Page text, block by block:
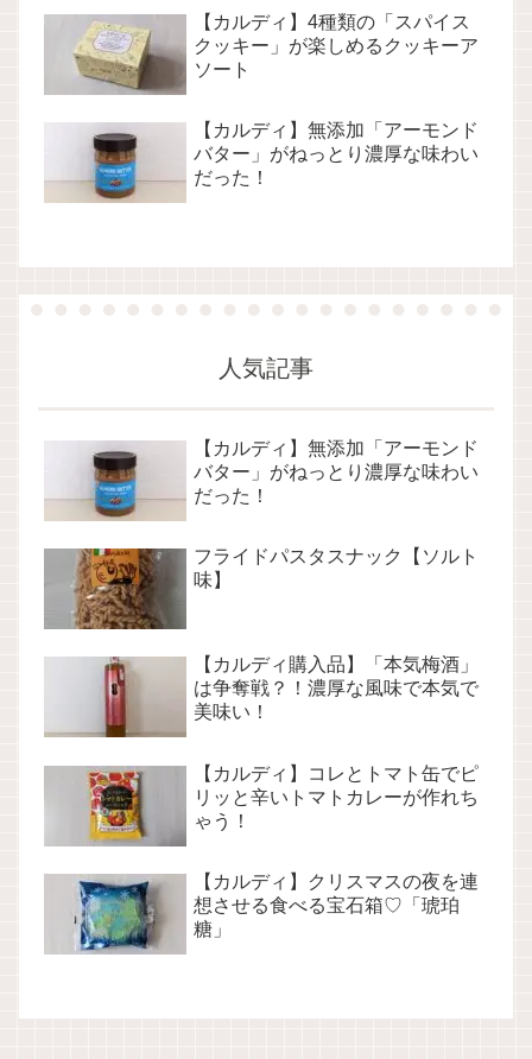
【カルディ】4種類の「スパイス
クッキー」が楽しめるクッキーア
ソート
【カルディ】無添加「アーモンド
バター」がねっとり濃厚な味わい
だった！
人気記事
【カルディ】無添加「アーモンド
バター」がねっとり濃厚な味わい
だった！
フライドパスタスナック【ソルト
味】
【カルディ購入品】「本気梅酒」
は争奪戦？！濃厚な風味で本気で
美味い！
【カルディ】コレとトマト缶でピ
リッと辛いトマトカレーが作れち
ゃう！
【カルディ】クリスマスの夜を連
想させる食べる宝石箱♡「琥珀
糖」